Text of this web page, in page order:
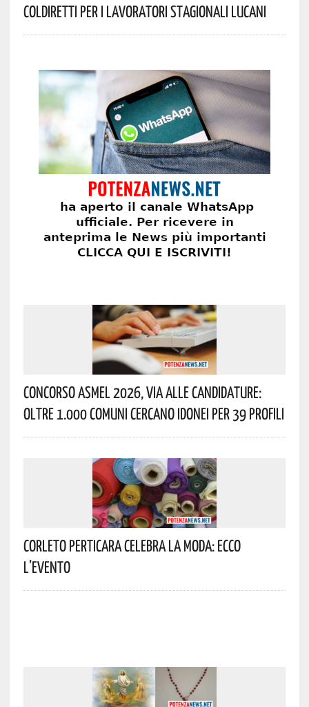
Coldiretti Per I Lavoratori Stagionali Lucani
Concorso Asmel 2026, Via Alle Candidature:
Oltre 1.000 Comuni Cercano Idonei Per 39 Profili
Corleto Perticara Celebra La Moda: Ecco
L’evento